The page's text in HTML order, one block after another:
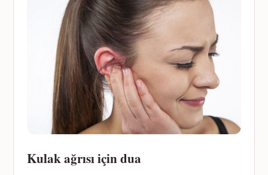
Kulak ağrısı için dua